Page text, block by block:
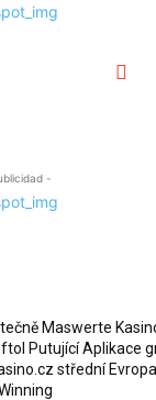
-
Maswerte
Putující Aplikace
střední Evropa